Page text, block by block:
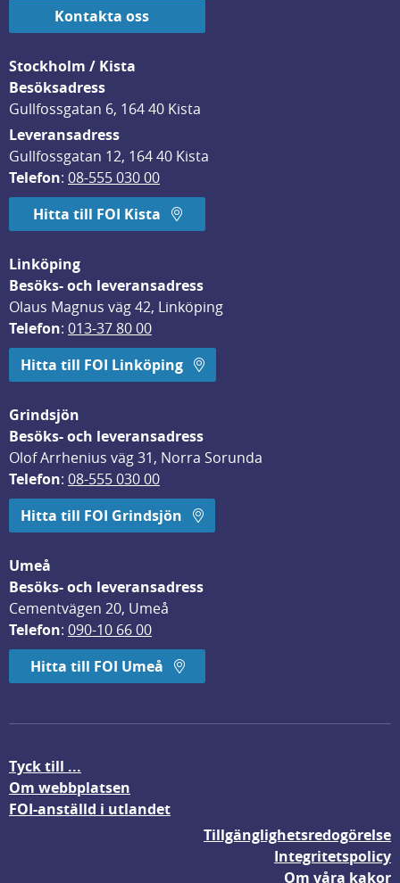
Kontakta oss
Stockholm / Kista
Besöksadress
Gullfossgatan 6, 164 40 Kista
Leveransadress
Gullfossgatan 12, 164 40 Kista
Telefon: 08-555 030 00
Hitta till FOI Kista
Linköping
Besöks- och leveransadress
Olaus Magnus väg 42, Linköping
Telefon: 013-37 80 00
Hitta till FOI Linköping
Grindsjön
Besöks- och leveransadress
Olof Arrhenius väg 31, Norra Sorunda
Telefon: 08-555 030 00
Hitta till FOI Grindsjön
Umeå
Besöks- och leveransadress
Cementvägen 20, Umeå
Telefon: 090-10 66 00
Hitta till FOI Umeå
Tyck till ...
Om webbplatsen
FOI-anställd i utlandet
Tillgänglighetsredogörelse
Integritetspolicy
Om våra kakor